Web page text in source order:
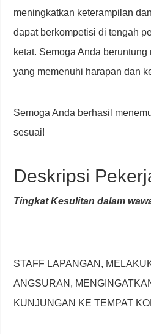
meningkatkan keterampilan
dapat berkompetisi di tengah
ketat. Semoga Anda
yang memenuhi harapan dan
Semoga Anda berhasil
sesuai!
Deskripsi
Tingkat Kesulitan dalam
STAFF LAPANGAN,
ANGSURAN,
KUNJUNGAN KE TEMPAT